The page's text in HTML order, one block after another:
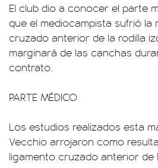
El club dio a conocer el parte
que el mediocampista sufrió la
cruzado anterior de la rodilla
marginará de las canchas
contrato.
PARTE MÉDICO
Los estudios realizados esta
Vecchio arrojaron como
ligamento cruzado anterior de